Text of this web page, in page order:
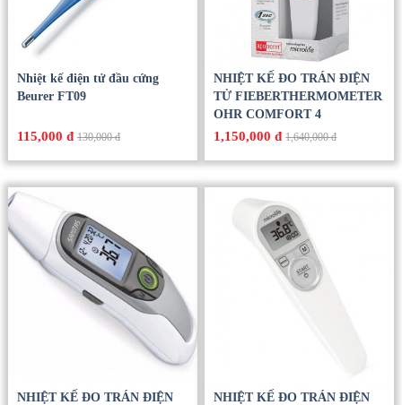
Nhiệt kế điện tử đầu cứng
Beurer FT09
115,000 đ 130,000 đ
NHIỆT KẾ ĐO TRÁN ĐIỆN
TỬ FIEBERTHERMOMETER
OHR COMFORT 4
1,150,000 đ 1,640,000 đ
NHIỆT KẾ ĐO TRÁN ĐIỆN
NHIỆT KẾ ĐO TRÁN ĐIỆN